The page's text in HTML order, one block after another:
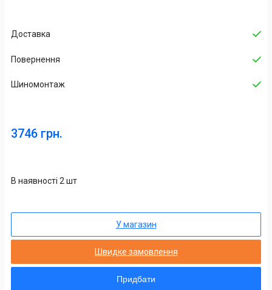
Доставка
Повернення
Шиномонтаж
3746 грн.
В наявності 2 шт
У магазин
Швидке замовлення
Придбати